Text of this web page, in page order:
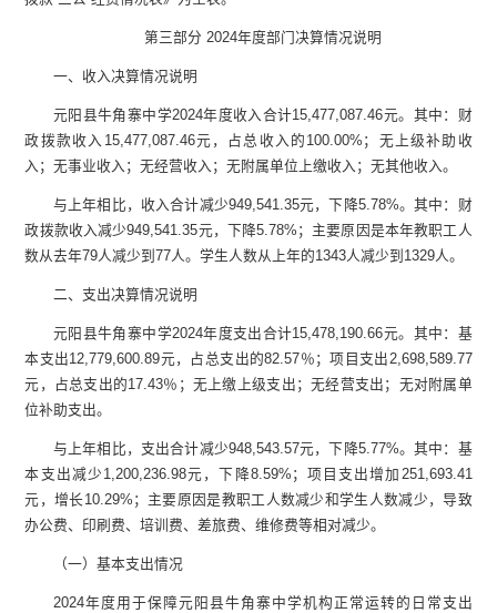
第三部分 2024年度部门决算情况说明
一、收入决算情况说明
元阳县牛角寨中学2024年度收入合计15,477,087.46元。其中：财
政拨款收入 15,477,087.46元，占总收入的 100.00% ；无上级补助收
入；无事业收入；无经营收入；无附属单位上缴收入；无其他收入。
与上年相比，收入合计减少949,541.35元，下降5.78%。其中：财
政拨款收入减少949,541.35元，下降5.78% ；主要原因是本年教职工人
数从去年79人减少到77人。学生人数从上年的1343人减少到 1329人。
二、支出决算情况说明
元阳县牛角寨中学2024年度支出合计15,478,190.66元。其中：基
本支出12,779,600.89元，占总支出的82.57％；项目支出2,698,589.77
元，占总支出的17.43％；无上缴上级支出；无经营支出；无对附属单
位补助支出。
与上年相比，支出合计减少948,543.57元，下降5.77%。其中：基
本支出减少 1,200,236.98元，下降8.59% ；项目支出增加 251,693.41
元，增长 10.29% ；主要原因是教职工人数减少和学生人数减少，导致
办公费、印刷费、培训费、差旅费、维修费等相对减少。
（一）基本支出情况
2024年度用于保障元阳县牛角寨中学机构正常运转的日常支出